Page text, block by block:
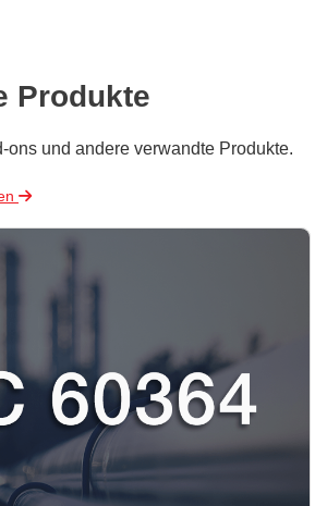
Produkte
ons und andere verwandte Produkte.